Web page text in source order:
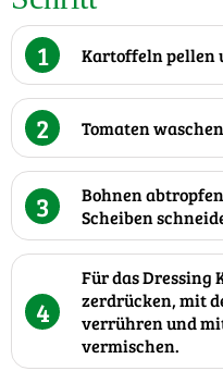
1
Kartoffeln pellen
2 Tomaten
3
Bohnen
Scheiben
4
Für das Dressing
zerdrücken, mit
verrühren und
vermischen.